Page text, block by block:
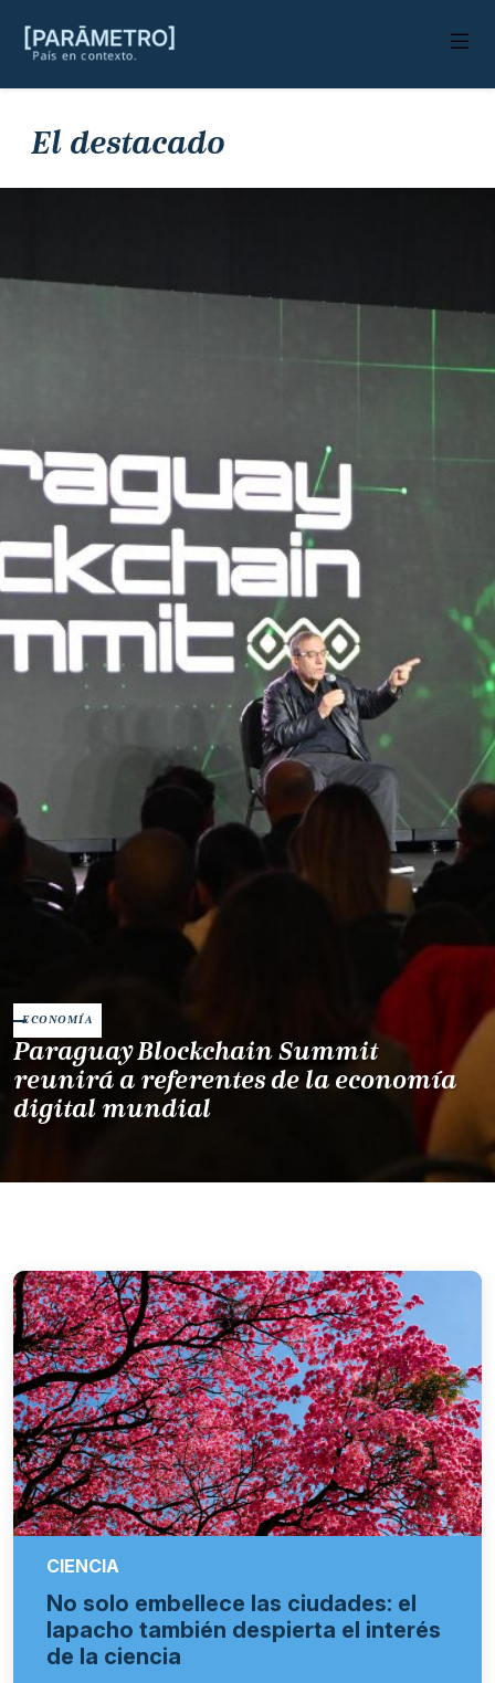
El destacado
ECONOMÍA
Paraguay Blockchain Summit
reunirá a referentes de la economía
digital mundial
CIENCIA
No solo embellece las ciudades: el
lapacho también despierta el interés
de la ciencia